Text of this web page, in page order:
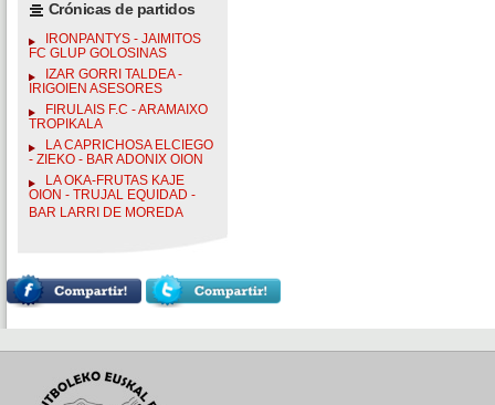
Crónicas de partidos
IRONPANTYS - JAIMITOS
FC GLUP GOLOSINAS
IZAR GORRI TALDEA -
IRIGOIEN ASESORES
FIRULAIS F.C - ARAMAIXO
TROPIKALA
LA CAPRICHOSA ELCIEGO
- ZIEKO - BAR ADONIX OION
LA OKA-FRUTAS KAJE
OION - TRUJAL EQUIDAD -
BAR LARRI DE MOREDA